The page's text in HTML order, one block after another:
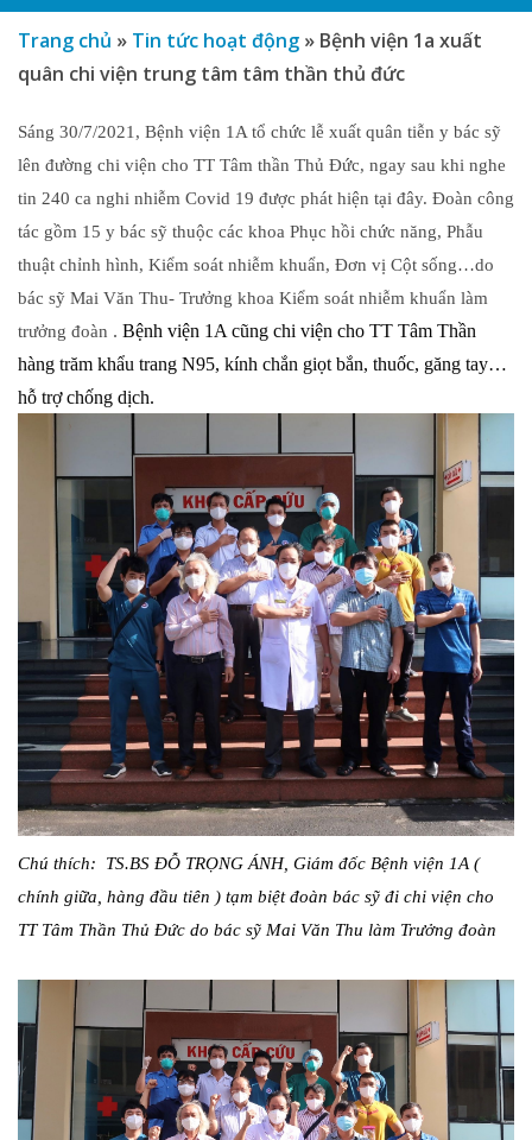
Trang chủ » Tin tức hoạt động » Bệnh viện 1a xuất
quân chi viện trung tâm tâm thần thủ đức
Sáng 30/7/2021, Bệnh viện 1A tổ chức lễ xuất quân tiễn y bác sỹ
lên đường chi viện cho TT Tâm thần Thủ Đức, ngay sau khi nghe
tin 240 ca nghi nhiễm Covid 19 được phát hiện tại đây. Đoàn công
tác gồm 15 y bác sỹ thuộc các khoa Phục hồi chức năng, Phẫu
thuật chỉnh hình, Kiểm soát nhiễm khuẩn, Đơn vị Cột sống…do
bác sỹ Mai Văn Thu- Trưởng khoa Kiểm soát nhiễm khuẩn làm
trưởng đoàn . Bệnh viện 1A cũng chi viện cho TT Tâm Thần
hàng trăm khẩu trang N95, kính chắn giọt bắn, thuốc, găng tay…
hỗ trợ chống dịch.
Chú thích: TS.BS ĐỖ TRỌNG ÁNH, Giám đốc Bệnh viện 1A (
chính giữa, hàng đầu tiên ) tạm biệt đoàn bác sỹ đi chi viện cho
TT Tâm Thần Thủ Đức do bác sỹ Mai Văn Thu làm Trưởng đoàn